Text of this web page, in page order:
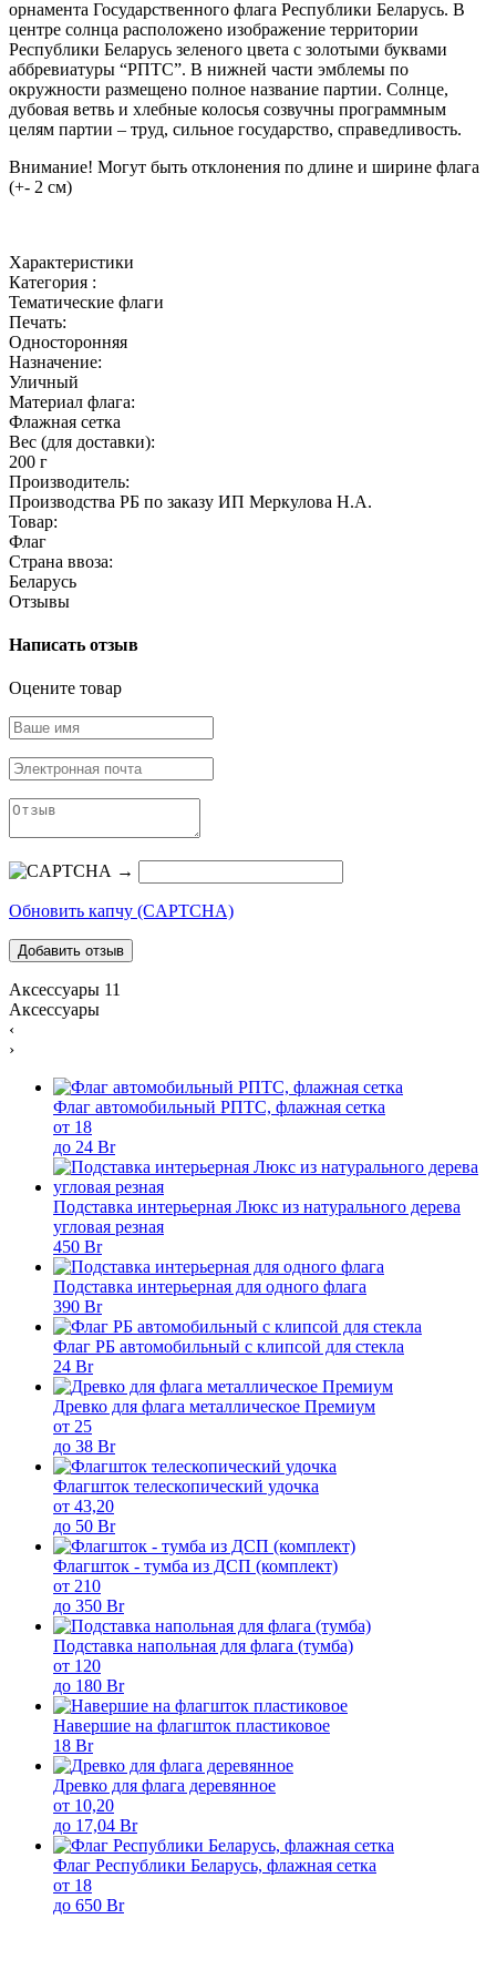
орнамента Государственного флага Республики Беларусь. В
центре солнца расположено изображение территории
Республики Беларусь зеленого цвета с золотыми буквами
аббревиатуры “РПТС”. В нижней части эмблемы по
окружности размещено полное название партии. Солнце,
дубовая ветвь и хлебные колосья созвучны программным
целям партии – труд, сильное государство, справедливость.
Внимание! Могут быть отклонения по длине и ширине флага
(+- 2 см)
Характеристики
Категория :
Тематические флаги
Печать:
Односторонняя
Назначение:
Уличный
Материал флага:
Флажная сетка
Вес (для доставки):
200 г
Производитель:
Производства РБ по заказу ИП Меркулова Н.А.
Товар:
Флаг
Страна ввоза:
Беларусь
Отзывы
Написать отзыв
Оцените товар
→
Обновить капчу (CAPTCHA)
Аксессуары 11
Аксессуары
‹
›
Флаг автомобильный РПТС, флажная сетка
от 18
до 24 Br
Подставка интерьерная Люкс из натурального дерева
угловая резная
450 Br
Подставка интерьерная для одного флага
390 Br
Флаг РБ автомобильный с клипсой для стекла
24 Br
Древко для флага металлическое Премиум
от 25
до 38 Br
Флагшток телескопический удочка
от 43,20
до 50 Br
Флагшток - тумба из ДСП (комплект)
от 210
до 350 Br
Подставка напольная для флага (тумба)
от 120
до 180 Br
Навершие на флагшток пластиковое
18 Br
Древко для флага деревянное
от 10,20
до 17,04 Br
Флаг Республики Беларусь, флажная сетка
от 18
до 650 Br